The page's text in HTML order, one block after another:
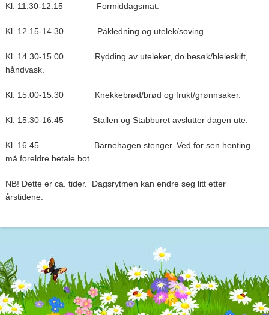
Kl. 11.30-12.15 Formiddagsmat.
Kl. 12.15-14.30 Påkledning og utelek/soving.
Kl. 14.30-15.00 Rydding av uteleker, do besøk/bleieskift,
håndvask.
Kl. 15.00-15.30 Knekkebrød/brød og frukt/grønnsaker.
Kl. 15.30-16.45 Stallen og Stabburet avslutter dagen ute.
Kl. 16.45 Barnehagen stenger. Ved for sen henting
må foreldre betale bot.
NB! Dette er ca. tider. Dagsrytmen kan endre seg litt etter
årstidene.